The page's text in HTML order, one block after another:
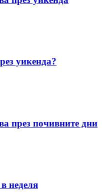
уикенда?
през почивните дни
неделя